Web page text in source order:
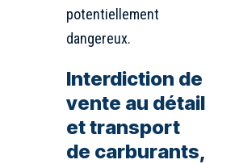
potentiellement
dangereux.
Interdiction de
vente au détail
et transport
de carburants,